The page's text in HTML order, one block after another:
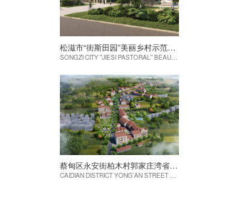
松滋市“街斯田园”美丽乡村示范片建设项目
蔡甸区永安街柏木村郭家庄湾省级美丽乡村试点建设项目
CAIDIAN DISTRICT YONG'AN STREET CYPRESS VILLAGE GUOJIAZHUANG BAY PROVINCIAL BEAUTIFUL VILLAGE PILOT CONSTRUCTION PROJECT